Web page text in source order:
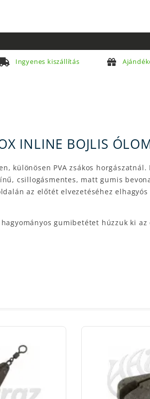
Ingyenes kiszállítás
INLINE BOJLIS
különösen PVA zsákos
csillogásmentes, matt gumis
az előtét elvezetéséhez
gumibetétet húzzuk ki